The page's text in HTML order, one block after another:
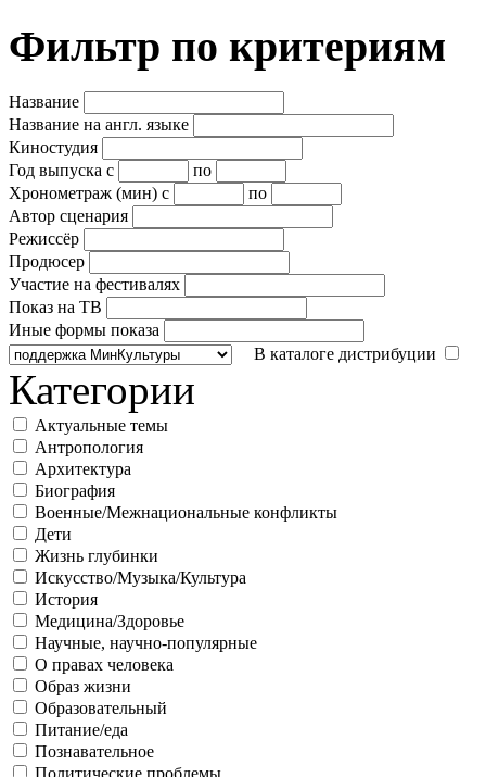
Фильтр по критериям
Название
Название на англ. языке
Киностудия
Год выпуска с
по
Хронометраж (мин) с
по
Автор сценария
Режиссёр
Продюсер
Участие на фестивалях
Показ на ТВ
Иные формы показа
В каталоге дистрибуции
Категории
Актуальные темы
Антропология
Архитектура
Биография
Военные/Межнациональные конфликты
Дети
Жизнь глубинки
Искусство/Музыка/Культура
История
Медицина/Здоровье
Научные, научно-популярные
О правах человека
Образ жизни
Образовательный
Питание/еда
Познавательное